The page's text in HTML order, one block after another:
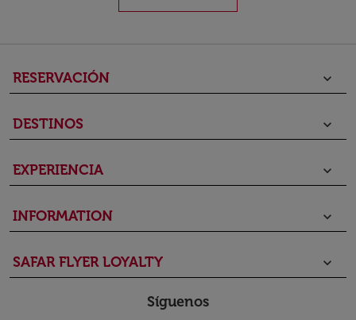
RESERVACIÓN keyboard_arrow_down
DESTINOS keyboard_arrow_down
EXPERIENCIA keyboard_arrow_down
INFORMATION keyboard_arrow_down
SAFAR FLYER LOYALTY keyboard_arrow_down
Síguenos